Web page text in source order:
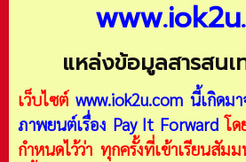
แหล่งข้อมูลสารสน
เว็บไซต์ www.iok2u.com นี้เกิดม
ภาพยนต์เรื่อง Pay It Forward โ
กำหนดไว้ว่า ทุกครั้งที่เข้าเรียนสัม